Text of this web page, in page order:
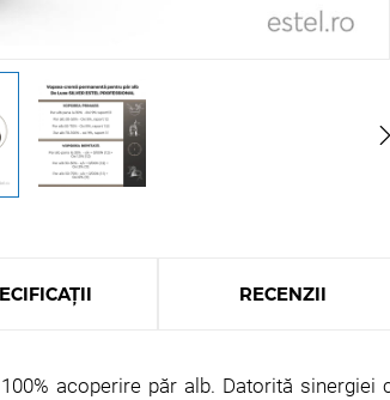
RECENZII
acoperire păr alb. Datorită